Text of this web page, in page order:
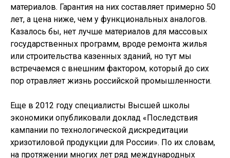
материалов. Гарантия на них составляет примерно 50
лет, а цена ниже, чем у функциональных аналогов.
Казалось бы, нет лучше материалов для массовых
государственных программ, вроде ремонта жилья
или строительства казенных зданий, но тут мы
встречаемся с внешним фактором, который до сих
пор отравляет жизнь российской промышленности.
Еще в 2012 году специалисты Высшей школы
экономики опубликовали доклад «Последствия
кампании по технологической дискредитации
хризотиловой продукции для России». По их словам,
на протяжении многих лет ряд международных